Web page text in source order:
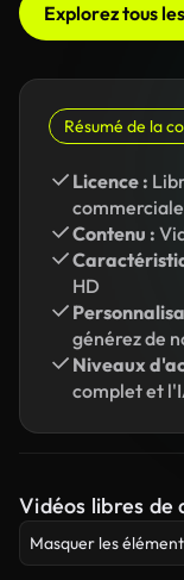
Explorez tous
Résumé de la
Licence :
commerciale
Contenu :
HD
générez de
Niveaux
complet et
Vidéos libres de
Masquer les